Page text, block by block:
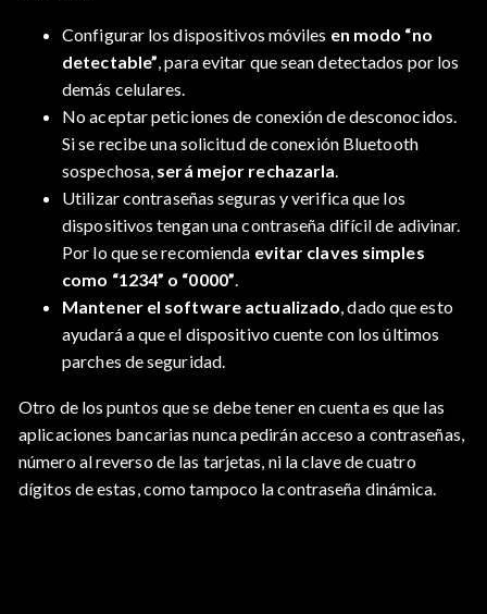
Configurar los dispositivos móviles en modo “no
detectable” , para evitar que sean detectados por los
demás celulares.
No aceptar peticiones de conexión de desconocidos.
Si se recibe una solicitud de conexión Bluetooth
sospechosa, será mejor rechazarla
Utilizar contraseñas seguras y verifica que los
dispositivos tengan una contraseña difícil de adivinar.
Por lo que se recomienda evitar claves simples
como “1234” o “0000”
Mantener el software actualizado , dado que esto
ayudará a que el dispositivo cuente con los últimos
parches de seguridad.
Otro de los puntos que se debe tener en cuenta es que las
aplicaciones bancarias nunca pedirán acceso a contraseñas,
número al reverso de las tarjetas, ni la clave de cuatro
dígitos de estas, como tampoco la contraseña dinámica.